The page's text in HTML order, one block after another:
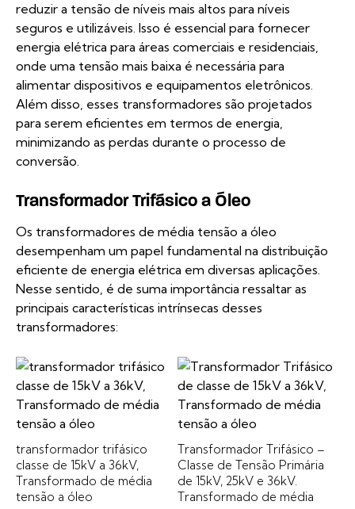
reduzir a tensão de níveis mais altos para níveis
seguros e utilizáveis. Isso é essencial para fornecer
energia elétrica para áreas comerciais e residenciais,
onde uma tensão mais baixa é necessária para
alimentar dispositivos e equipamentos eletrônicos.
Além disso, esses transformadores são projetados
para serem eficientes em termos de energia,
minimizando as perdas durante o processo de
conversão.
Transformador Trifásico a Óleo
Os transformadores de média tensão a óleo
desempenham um papel fundamental na distribuição
eficiente de energia elétrica em diversas aplicações.
Nesse sentido, é de suma importância ressaltar as
principais características intrínsecas desses
transformadores:
transformador trifásico
classe de 15kV a 36kV,
Transformado de média
tensão a óleo
Transformador Trifásico –
Classe de Tensão Primária
de 15kV, 25kV e 36kV.
Transformado de média